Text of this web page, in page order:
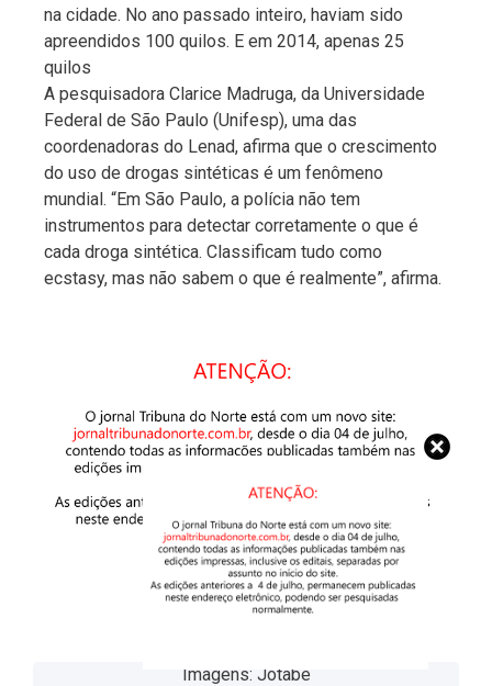
na cidade. No ano passado inteiro, haviam sido
apreendidos 100 quilos. E em 2014, apenas 25
quilos
A pesquisadora Clarice Madruga, da Universidade
Federal de São Paulo (Unifesp), uma das
coordenadoras do Lenad, afirma que o crescimento
do uso de drogas sintéticas é um fenômeno
mundial. “Em São Paulo, a polícia não tem
instrumentos para detectar corretamente o que é
cada droga sintética. Classificam tudo como
ecstasy, mas não sabem o que é realmente”, afirma.
Imagens: Jotabê